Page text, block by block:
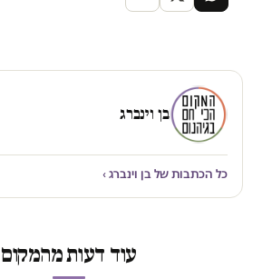
בן וינברג
כל הכתבות של בן וינברג ›
עוד דעות מהמקום